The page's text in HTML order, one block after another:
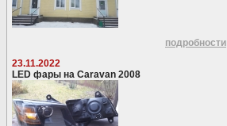
подробности
23.11.2022
LED фары на Caravan 2008